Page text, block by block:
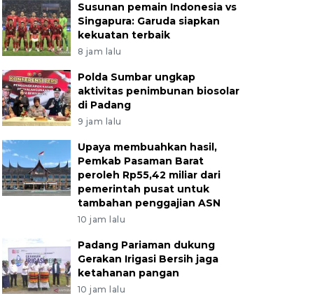
Susunan pemain Indonesia vs
Singapura: Garuda siapkan
kekuatan terbaik
8 jam lalu
Polda Sumbar ungkap
aktivitas penimbunan biosolar
di Padang
9 jam lalu
Upaya membuahkan hasil,
Pemkab Pasaman Barat
peroleh Rp55,42 miliar dari
pemerintah pusat untuk
tambahan penggajian ASN
10 jam lalu
Padang Pariaman dukung
Gerakan Irigasi Bersih jaga
ketahanan pangan
10 jam lalu